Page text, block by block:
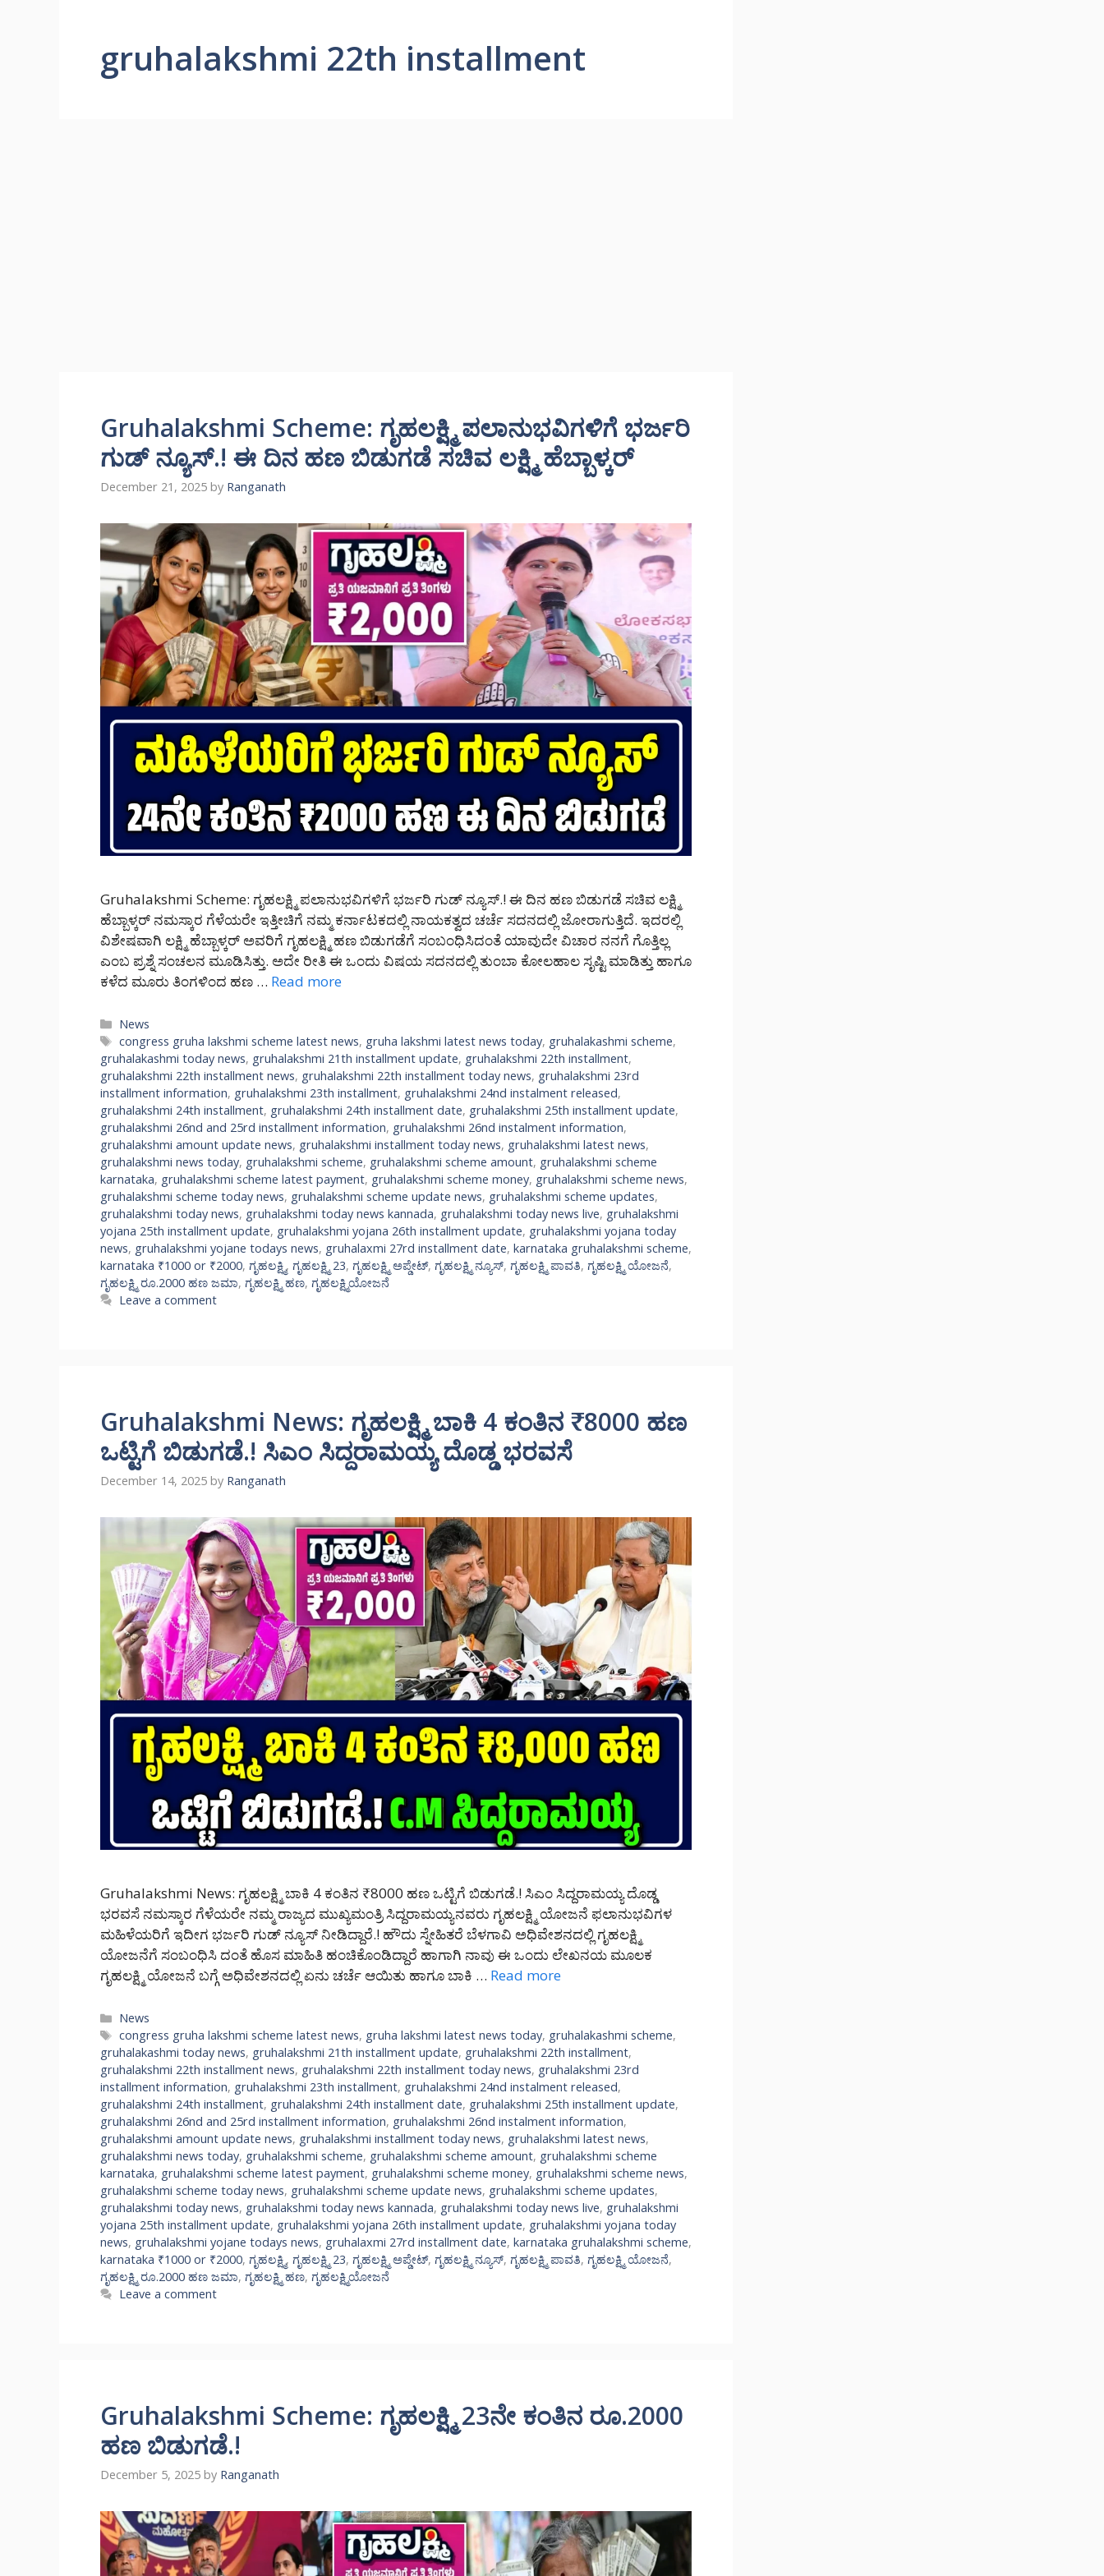
gruhalakshmi 22th installment
Gruhalakshmi Scheme: ಗೃಹಲಕ್ಷ್ಮಿ ಪಲಾನುಭವಿಗಳಿಗೆ ಭರ್ಜರಿ
ಗುಡ್ ನ್ಯೂಸ್.! ಈ ದಿನ ಹಣ ಬಿಡುಗಡೆ ಸಚಿವ ಲಕ್ಷ್ಮಿ ಹೆಬ್ಬಾಳ್ಕರ್
December 21, 2025 by Ranganath
Gruhalakshmi Scheme: ಗೃಹಲಕ್ಷ್ಮಿ ಪಲಾನುಭವಿಗಳಿಗೆ ಭರ್ಜರಿ ಗುಡ್ ನ್ಯೂಸ್.! ಈ ದಿನ ಹಣ ಬಿಡುಗಡೆ ಸಚಿವ ಲಕ್ಷ್ಮಿ
ಹೆಬ್ಬಾಳ್ಕರ್ ನಮಸ್ಕಾರ ಗೆಳೆಯರೇ ಇತ್ತೀಚಿಗೆ ನಮ್ಮ ಕರ್ನಾಟಕದಲ್ಲಿ ನಾಯಕತ್ವದ ಚರ್ಚೆ ಸದನದಲ್ಲಿ ಜೋರಾಗುತ್ತಿದೆ. ಇದರಲ್ಲಿ
ವಿಶೇಷವಾಗಿ ಲಕ್ಷ್ಮಿ ಹೆಬ್ಬಾಳ್ಕರ್ ಅವರಿಗೆ ಗೃಹಲಕ್ಷ್ಮಿ ಹಣ ಬಿಡುಗಡೆಗೆ ಸಂಬಂಧಿಸಿದಂತೆ ಯಾವುದೇ ವಿಚಾರ ನನಗೆ ಗೊತ್ತಿಲ್ಲ
ಎಂಬ ಪ್ರಶ್ನೆ ಸಂಚಲನ ಮೂಡಿಸಿತ್ತು. ಅದೇ ರೀತಿ ಈ ಒಂದು ವಿಷಯ ಸದನದಲ್ಲಿ ತುಂಬಾ ಕೋಲಹಾಲ ಸೃಷ್ಟಿ ಮಾಡಿತ್ತು ಹಾಗೂ
ಕಳೆದ ಮೂರು ತಿಂಗಳಿಂದ ಹಣ … Read more
Categories
News
Tags
congress gruha lakshmi scheme latest news, gruha lakshmi latest news today, gruhalakashmi scheme,
gruhalakashmi today news, gruhalakshmi 21th installment update, gruhalakshmi 22th installment,
gruhalakshmi 22th installment news, gruhalakshmi 22th installment today news, gruhalakshmi 23rd
installment information, gruhalakshmi 23th installment, gruhalakshmi 24nd instalment released,
gruhalakshmi 24th installment, gruhalakshmi 24th installment date, gruhalakshmi 25th installment update,
gruhalakshmi 26nd and 25rd installment information, gruhalakshmi 26nd instalment information,
gruhalakshmi amount update news, gruhalakshmi installment today news, gruhalakshmi latest news,
gruhalakshmi news today, gruhalakshmi scheme, gruhalakshmi scheme amount, gruhalakshmi scheme
karnataka, gruhalakshmi scheme latest payment, gruhalakshmi scheme money, gruhalakshmi scheme news,
gruhalakshmi scheme today news, gruhalakshmi scheme update news, gruhalakshmi scheme updates,
gruhalakshmi today news, gruhalakshmi today news kannada, gruhalakshmi today news live, gruhalakshmi
yojana 25th installment update, gruhalakshmi yojana 26th installment update, gruhalakshmi yojana today
news, gruhalakshmi yojane todays news, gruhalaxmi 27rd installment date, karnataka gruhalakshmi scheme,
karnataka ₹1000 or ₹2000, ಗೃಹಲಕ್ಷ್ಮಿ, ಗೃಹಲಕ್ಷ್ಮಿ 23, ಗೃಹಲಕ್ಷ್ಮಿ ಅಪ್ಡೇಟ್, ಗೃಹಲಕ್ಷ್ಮಿ ನ್ಯೂಸ್, ಗೃಹಲಕ್ಷ್ಮಿ ಪಾವತಿ, ಗೃಹಲಕ್ಷ್ಮಿ ಯೋಜನೆ,
ಗೃಹಲಕ್ಷ್ಮಿ ರೂ.2000 ಹಣ ಜಮಾ, ಗೃಹಲಕ್ಷ್ಮಿ ಹಣ, ಗೃಹಲಕ್ಷ್ಮಿಯೋಜನೆ
Leave a comment
Gruhalakshmi News: ಗೃಹಲಕ್ಷ್ಮಿ ಬಾಕಿ 4 ಕಂತಿನ ₹8000 ಹಣ
ಒಟ್ಟಿಗೆ ಬಿಡುಗಡೆ.! ಸಿಎಂ ಸಿದ್ದರಾಮಯ್ಯ ದೊಡ್ಡ ಭರವಸೆ
December 14, 2025 by Ranganath
Gruhalakshmi News: ಗೃಹಲಕ್ಷ್ಮಿ ಬಾಕಿ 4 ಕಂತಿನ ₹8000 ಹಣ ಒಟ್ಟಿಗೆ ಬಿಡುಗಡೆ.! ಸಿಎಂ ಸಿದ್ದರಾಮಯ್ಯ ದೊಡ್ಡ
ಭರವಸೆ ನಮಸ್ಕಾರ ಗೆಳೆಯರೇ ನಮ್ಮ ರಾಜ್ಯದ ಮುಖ್ಯಮಂತ್ರಿ ಸಿದ್ದರಾಮಯ್ಯನವರು ಗೃಹಲಕ್ಷ್ಮಿ ಯೋಜನೆ ಫಲಾನುಭವಿಗಳ
ಮಹಿಳೆಯರಿಗೆ ಇದೀಗ ಭರ್ಜರಿ ಗುಡ್ ನ್ಯೂಸ್ ನೀಡಿದ್ದಾರೆ.! ಹೌದು ಸ್ನೇಹಿತರೆ ಬೆಳಗಾವಿ ಅಧಿವೇಶನದಲ್ಲಿ ಗೃಹಲಕ್ಷ್ಮಿ
ಯೋಜನೆಗೆ ಸಂಬಂಧಿಸಿ ದಂತೆ ಹೊಸ ಮಾಹಿತಿ ಹಂಚಿಕೊಂಡಿದ್ದಾರೆ ಹಾಗಾಗಿ ನಾವು ಈ ಒಂದು ಲೇಖನಯ ಮೂಲಕ
ಗೃಹಲಕ್ಷ್ಮಿ ಯೋಜನೆ ಬಗ್ಗೆ ಅಧಿವೇಶನದಲ್ಲಿ ಏನು ಚರ್ಚೆ ಆಯಿತು ಹಾಗೂ ಬಾಕಿ … Read more
Categories
News
Tags
congress gruha lakshmi scheme latest news, gruha lakshmi latest news today, gruhalakashmi scheme,
gruhalakashmi today news, gruhalakshmi 21th installment update, gruhalakshmi 22th installment,
gruhalakshmi 22th installment news, gruhalakshmi 22th installment today news, gruhalakshmi 23rd
installment information, gruhalakshmi 23th installment, gruhalakshmi 24nd instalment released,
gruhalakshmi 24th installment, gruhalakshmi 24th installment date, gruhalakshmi 25th installment update,
gruhalakshmi 26nd and 25rd installment information, gruhalakshmi 26nd instalment information,
gruhalakshmi amount update news, gruhalakshmi installment today news, gruhalakshmi latest news,
gruhalakshmi news today, gruhalakshmi scheme, gruhalakshmi scheme amount, gruhalakshmi scheme
karnataka, gruhalakshmi scheme latest payment, gruhalakshmi scheme money, gruhalakshmi scheme news,
gruhalakshmi scheme today news, gruhalakshmi scheme update news, gruhalakshmi scheme updates,
gruhalakshmi today news, gruhalakshmi today news kannada, gruhalakshmi today news live, gruhalakshmi
yojana 25th installment update, gruhalakshmi yojana 26th installment update, gruhalakshmi yojana today
news, gruhalakshmi yojane todays news, gruhalaxmi 27rd installment date, karnataka gruhalakshmi scheme,
karnataka ₹1000 or ₹2000, ಗೃಹಲಕ್ಷ್ಮಿ, ಗೃಹಲಕ್ಷ್ಮಿ 23, ಗೃಹಲಕ್ಷ್ಮಿ ಅಪ್ಡೇಟ್, ಗೃಹಲಕ್ಷ್ಮಿ ನ್ಯೂಸ್, ಗೃಹಲಕ್ಷ್ಮಿ ಪಾವತಿ, ಗೃಹಲಕ್ಷ್ಮಿ ಯೋಜನೆ,
ಗೃಹಲಕ್ಷ್ಮಿ ರೂ.2000 ಹಣ ಜಮಾ, ಗೃಹಲಕ್ಷ್ಮಿ ಹಣ, ಗೃಹಲಕ್ಷ್ಮಿಯೋಜನೆ
Leave a comment
Gruhalakshmi Scheme: ಗೃಹಲಕ್ಷ್ಮಿ 23ನೇ ಕಂತಿನ ರೂ.2000
ಹಣ ಬಿಡುಗಡೆ.!
December 5, 2025 by Ranganath